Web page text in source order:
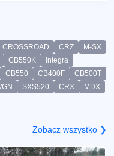
CROSSROAD CRZ
M-SX
CB550K
Integra
CB550 CB400F
CB500T
SXS520 CRX
MDX
Zobacz wszystko ❯